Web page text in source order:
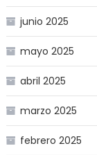
junio 2025
mayo 2025
abril 2025
marzo 2025
febrero 2025